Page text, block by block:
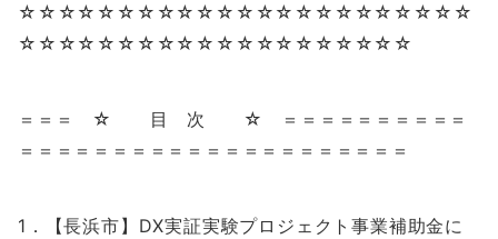
☆☆☆☆☆☆☆☆☆☆☆☆☆☆☆☆☆☆☆☆☆☆☆
☆☆☆☆☆☆☆☆☆☆☆☆☆☆☆☆☆☆☆☆
＝＝＝ ☆ 目 次 ☆ ＝＝＝＝＝＝＝＝＝＝
＝＝＝＝＝＝＝＝＝＝＝＝＝＝＝＝＝＝＝＝＝
1．【長浜市】DX実証実験プロジェクト事業補助金に